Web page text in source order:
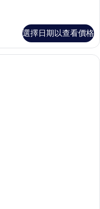
選擇日期以查看價格